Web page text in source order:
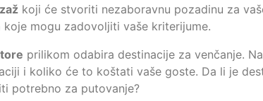
koji će stvoriti nezaboravnu pozadinu za
mogu zadovoljiti vaše kriterijume.
prilikom odabira destinacije za venčanje.
i koliko će to koštati vaše goste. Da li je
potrebno za putovanje?